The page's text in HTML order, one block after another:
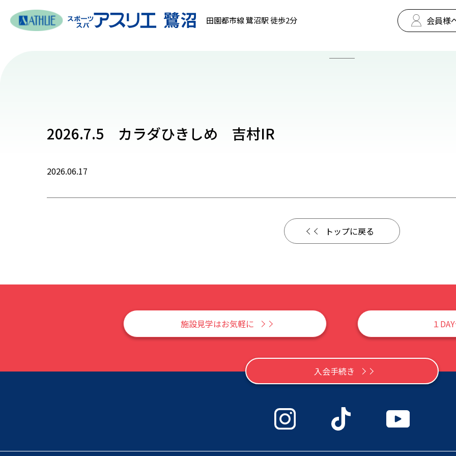
田園都市線 鷺沼駅 徒歩2分 会員様
2026.7.5 カラダひきしめ 吉村IR
2026.06.17
トップに戻る
施設見学はお気軽に １
入会手続き